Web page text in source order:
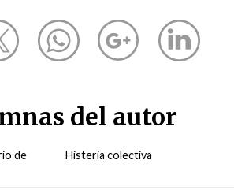
del autor
de
Histeria colectiva